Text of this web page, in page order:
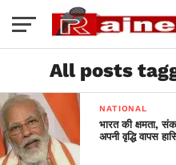
All posts
NATIONAL
भारत की क्षमता,
अपनी वृद्धि वापस